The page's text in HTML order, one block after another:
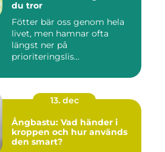
du tror
Fötter bär oss genom hela
livet, men hamnar ofta
längst ner på
prioriteringslis...
13. dec
Ångbastu: Vad händer i
kroppen och hur används
den smart?